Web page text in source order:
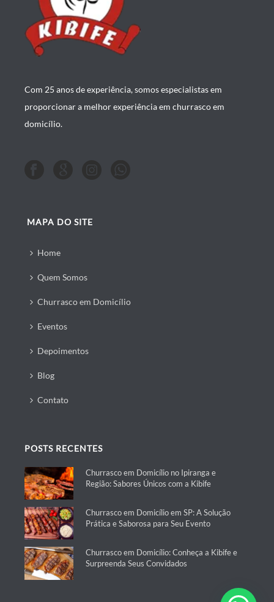
Com 25 anos de experiência, somos especialistas em
proporcionar a melhor experiência em churrasco em
domicílio.
MAPA DO SITE
Home
Quem Somos
Churrasco em Domicílio
Eventos
Depoimentos
Blog
Contato
POSTS RECENTES
Churrasco em Domicílio no Ipiranga e
Região: Sabores Únicos com a Kibife
Churrasco em Domicílio em SP: A Solução
Prática e Saborosa para Seu Evento
Churrasco em Domicílio: Conheça a Kibife e
Surpreenda Seus Convidados